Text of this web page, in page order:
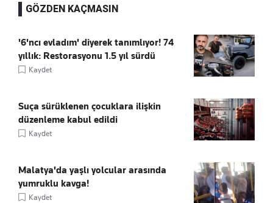
GÖZDEN KAÇMASIN
'6'ncı evladım' diyerek tanımlıyor! 74
yıllık: Restorasyonu 1.5 yıl sürdü
Kaydet
Suça sürüklenen çocuklara ilişkin
düzenleme kabul edildi
Kaydet
Malatya'da yaşlı yolcular arasında
yumruklu kavga!
Kaydet